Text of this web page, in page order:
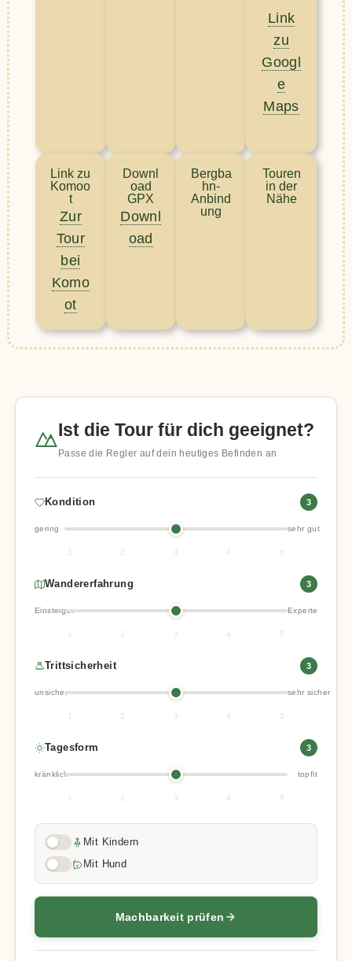
Link
zu
Googl
e
Maps
Link zu
Komoo
t
Zur
Tour
bei
Komo
ot
Downl
oad
GPX
Downl
oad
Bergba
hn-
Anbind
ung
Touren
in der
Nähe
Ist die Tour für dich geeignet?
Passe die Regler auf dein heutiges Befinden an
Kondition 3
gering sehr gut
1 2 3 4 5
Wandererfahrung 3
Einsteiger Experte
1 2 3 4 5
Trittsicherheit 3
unsicher sehr sicher
1 2 3 4 5
Tagesform 3
kränklich topfit
1 2 3 4 5
Mit Kindern
Mit Hund
Machbarkeit prüfen